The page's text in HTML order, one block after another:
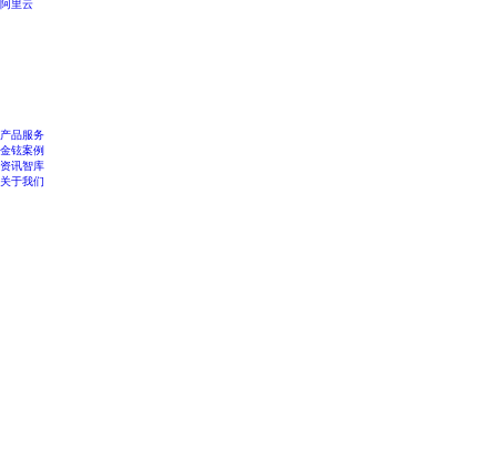
阿里云
产品服务
金铉案例
资讯智库
关于我们